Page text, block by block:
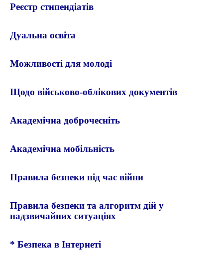
Реєстр стипендіатів
Дуальна освіта
Можливості для молоді
Щодо військово-облікових документів
Академічна доброчесніть
Академічна мобільність
Правила безпеки під час війни
Правила безпеки та алгоритм дій у
надзвичайних ситуаціях
* Безпека в Інтернеті